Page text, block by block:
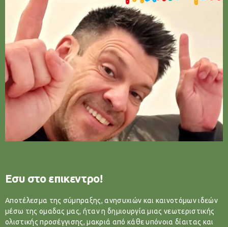
Εσυ στο επικεντρο!
Αποτέλεσμα της σύμπραξης, ανησυχιών και καινοτόμων ιδεών
μέσω της ομαδας μας, ήταν η δημιουργία μιας νεωτεριστικής
ολιστικής προσέγγισης, μακριά από κάθε υπόνοια δίαιτας και